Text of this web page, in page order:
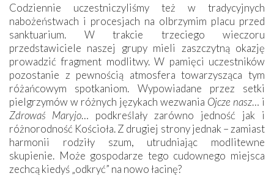
Codziennie uczestniczyliśmy też w tradycyjnych
nabożeństwach i procesjach na olbrzymim placu przed
sanktuarium. W trakcie trzeciego wieczoru
przedstawiciele naszej grupy mieli zaszczytną okazję
prowadzić fragment modlitwy. W pamięci uczestników
pozostanie z pewnością atmosfera towarzysząca tym
różańcowym spotkaniom. Wypowiadane przez setki
pielgrzymów w różnych językach wezwania Ojcze nasz… i
Zdrowaś Maryjo… podkreślały zarówno jedność jak i
różnorodność Kościoła. Z drugiej strony jednak – zamiast
harmonii rodziły szum, utrudniając modlitewne
skupienie. Może gospodarze tego cudownego miejsca
zechcą kiedyś „odkryć” na nowo łacinę?